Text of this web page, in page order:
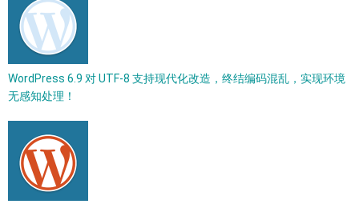
WordPress 6.9 对 UTF-8 支持现代化改造，终结编码混乱，实现环境
无感知处理！